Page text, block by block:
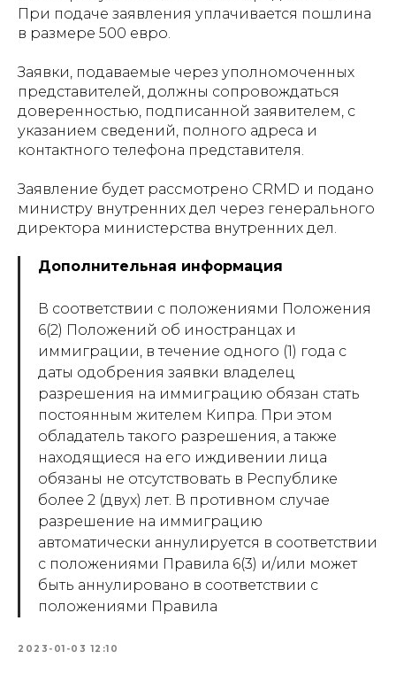
При подаче заявления уплачивается пошлина
в размере 500 евро.
Заявки, подаваемые через уполномоченных
представителей, должны сопровождаться
доверенностью, подписанной заявителем, с
указанием сведений, полного адреса и
контактного телефона представителя.
Заявление будет рассмотрено CRMD и подано
министру внутренних дел через генерального
директора министерства внутренних дел.
Дополнительная информация
В соответствии с положениями Положения
6(2) Положений об иностранцах и
иммиграции, в течение одного (1) года с
даты одобрения заявки владелец
разрешения на иммиграцию обязан стать
постоянным жителем Кипра. При этом
обладатель такого разрешения, а также
находящиеся на его иждивении лица
обязаны не отсутствовать в Республике
более 2 (двух) лет. В противном случае
разрешение на иммиграцию
автоматически аннулируется в соответствии
с положениями Правила 6(3) и/или может
быть аннулировано в соответствии с
положениями Правила
2023-01-03 12:10